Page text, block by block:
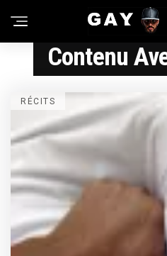
Contenu
RÉCITS